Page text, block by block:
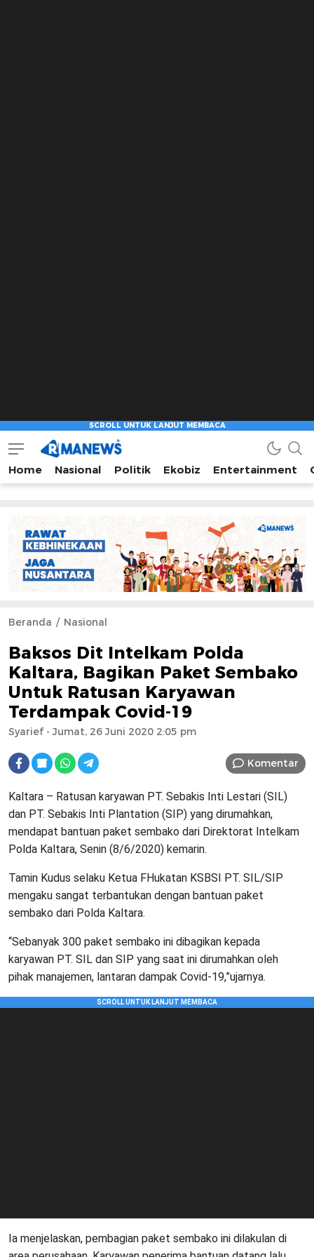
Home Nasional Politik Ekobiz Entertainment
Beranda Nasional
Baksos Dit Intelkam Polda
Kaltara, Bagikan Paket Sembako
Untuk Ratusan Karyawan
Terdampak Covid-19
Syarief- Jumat, 26 Juni 2020 2:05 pm
Komentar
Kaltara – Ratusan karyawan PT. Sebakis Inti Lestari (SIL)
dan PT. Sebakis Inti Plantation (SIP) yang dirumahkan,
mendapat bantuan paket sembako dari Direktorat Intelkam
Polda Kaltara, Senin (8/6/2020) kemarin.
Tamin Kudus selaku Ketua FHukatan KSBSI PT. SIL/SIP
mengaku sangat terbantukan dengan bantuan paket
sembako dari Polda Kaltara.
“Sebanyak 300 paket sembako ini dibagikan kepada
karyawan PT. SIL dan SIP yang saat ini dirumahkan oleh
pihak manajemen, lantaran dampak Covid-19,”ujarnya.
Ia menjelaskan, pembagian paket sembako ini dilakulan di